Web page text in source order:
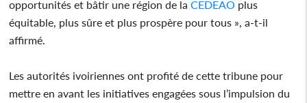
opportunités et bâtir une région de laCEDEAO plus
équitable, plus sûre et plus prospère pour tous », a-t-il
affirmé.
Les autorités ivoiriennes ont profité de cette tribune pour
mettre en avant les initiatives engagées sous l’impulsion du